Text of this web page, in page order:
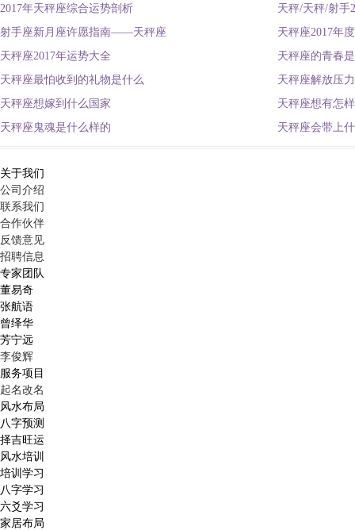
2017年天秤座综合运势剖析
天秤/天秤/射手
射手座新月座许愿指南——天秤座
天秤座2017年
天秤座2017年运势大全
天秤座的青春
天秤座最怕收到的礼物是什么
天秤座解放压
天秤座想嫁到什么国家
天秤座想有怎
天秤座鬼魂是什么样的
天秤座会带上
关于我们
公司介绍
联系我们
合作伙伴
反馈意见
招聘信息
专家团队
董易奇
张航语
曾绎华
芳宁远
李俊辉
服务项目
起名改名
风水布局
八字预测
择吉旺运
风水培训
培训学习
八字学习
六爻学习
家居布局